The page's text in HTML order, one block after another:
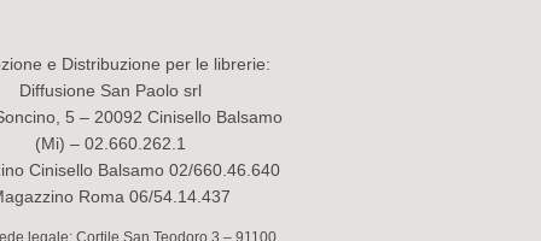
e Distribuzione per le librerie:
Diffusione San Paolo srl
5 – 20092 Cinisello Balsamo
(Mi) – 02.660.262.1
Cinisello Balsamo 02/660.46.640
Roma 06/54.14.437